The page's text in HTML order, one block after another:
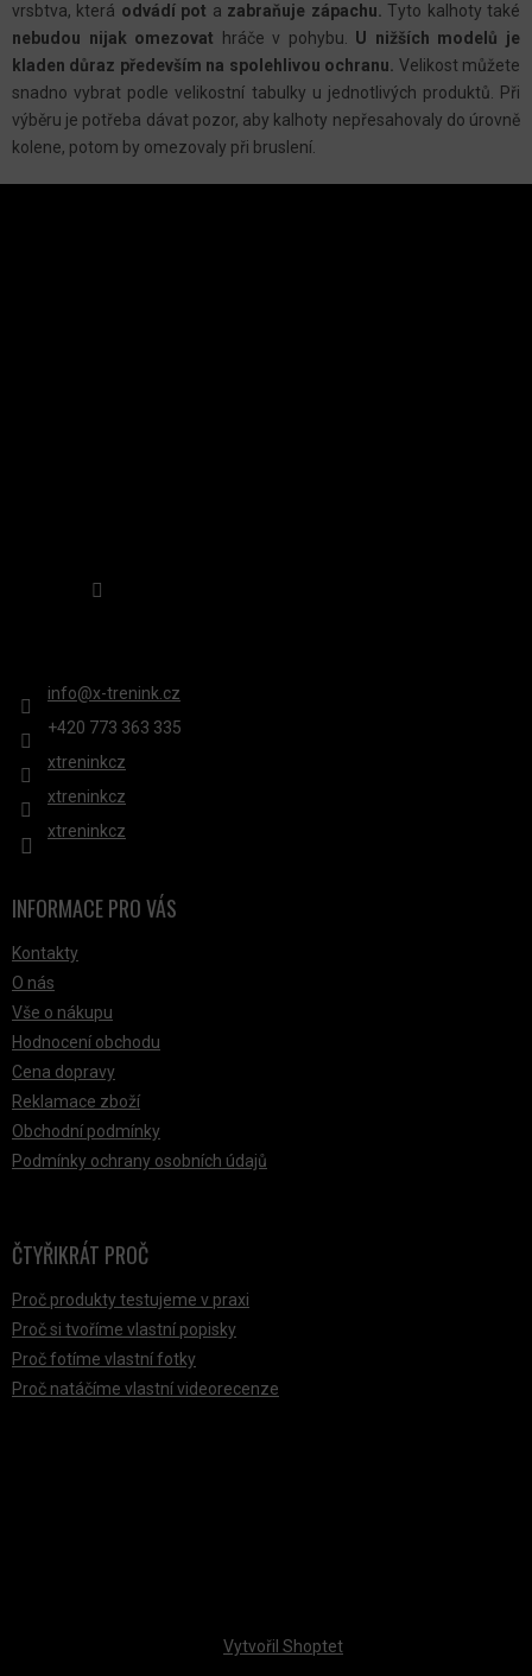
C
Í
P
R
V
K
vrsbtva, která odvádí pot a zabraňuje zápachu. Tyto kalhoty také
nebudou nijak omezovat hráče v pohybu. U nižších modelů je
kladen důraz především na spolehlivou ochranu. Velikost můžete
snadno vybrat podle velikostní tabulky u jednotlivých produktů. Při
výběru je potřeba dávat pozor, aby kalhoty nepřesahovaly do úrovně
kolene, potom by omezovaly při bruslení.
Z
info@x-trenink.cz
+420 ‭773 363 335
xtreninkcz
xtreninkcz
xtreninkcz
INFORMACE PRO VÁS
Kontakty
O nás
Vše o nákupu
Hodnocení obchodu
Cena dopravy
Reklamace zboží
Obchodní podmínky
Podmínky ochrany osobních údajů
ČTYŘIKRÁT PROČ
Proč produkty testujeme v praxi
Proč si tvoříme vlastní popisky
Proč fotíme vlastní fotky
Proč natáčíme vlastní videorecenze
Vytvořil Shoptet